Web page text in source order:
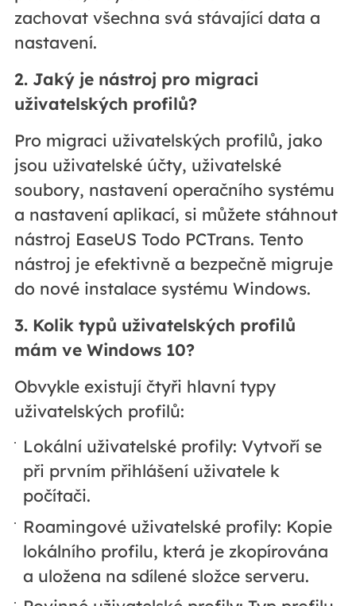
zachovat všechna svá stávající data a
nastavení.
2. Jaký je nástroj pro migraci
uživatelských profilů?
Pro migraci uživatelských profilů, jako
jsou uživatelské účty, uživatelské
soubory, nastavení operačního systému
a nastavení aplikací, si můžete stáhnout
nástroj EaseUS Todo PCTrans. Tento
nástroj je efektivně a bezpečně migruje
do nové instalace systému Windows.
3. Kolik typů uživatelských profilů
mám ve Windows 10?
Obvykle existují čtyři hlavní typy
uživatelských profilů:
Lokální uživatelské profily: Vytvoří se
při prvním přihlášení uživatele k
počítači.
Roamingové uživatelské profily: Kopie
lokálního profilu, která je zkopírována
a uložena na sdílené složce serveru.